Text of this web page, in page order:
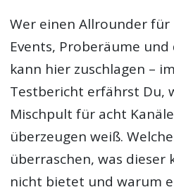
Wer einen Allrounder
Events, Proberäume
kann hier zuschlagen –
Testbericht erfährst Du,
Mischpult für acht
überzeugen weiß.
überraschen, was dieser
nicht bietet und warum